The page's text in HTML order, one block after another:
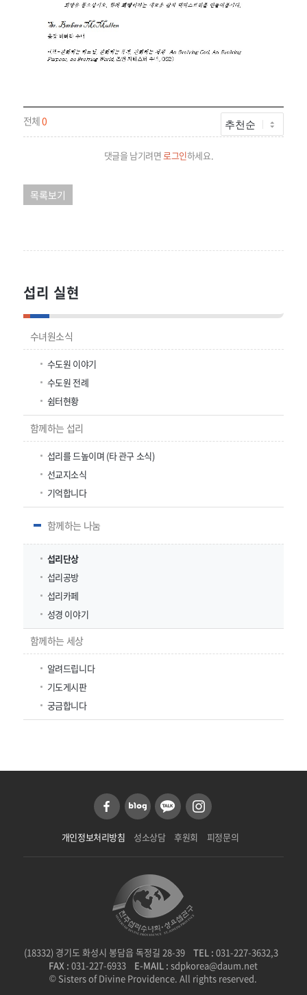
전체0
댓글을 남기려면 로그인하세요.
목록보기
섭리 실현
수녀원소식
수도원 이야기
수도원 전례
쉼터현황
함께하는 섭리
섭리를 드높이며 (타 관구 소식)
선교지소식
기억합니다
함께하는 나눔
섭리단상
섭리공방
섭리카페
성경 이야기
함께하는 세상
알려드립니다
기도게시판
궁금합니다
개인정보처리방침 성소상담 후원회 피정문의
(18332) 경기도 화성시 봉담읍 독정길 28-39 TEL :031-227-3632,3
FAX :031-227-6933 E-MAIL : sdpkorea@daum.net
© Sisters of Divine Providence. All rights reserved.